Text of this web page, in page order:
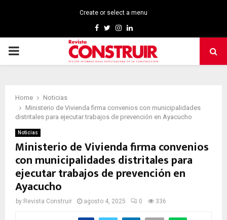
Create or select a menu
Facebook
TwitterInstagram
Linkedin
PRIMARY
Home
Noticias
Ministerio de Vivienda firma convenios con municipalidades
distritales para ejecutar trabajos de prevención en Ayacucho
Noticias
Ministerio de Vivienda firma convenios
con municipalidades distritales para
ejecutar trabajos de prevención en
Ayacucho
by Revista Construir agosto 4, 2025 0 336